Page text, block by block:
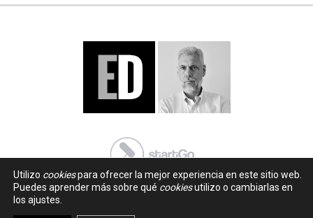
Utilizo cookiespara ofrecer la mejor experiencia en este sitio web.
Puedes aprender más sobre qué cookiesutilizo o cambiarlas en
los ajustes.